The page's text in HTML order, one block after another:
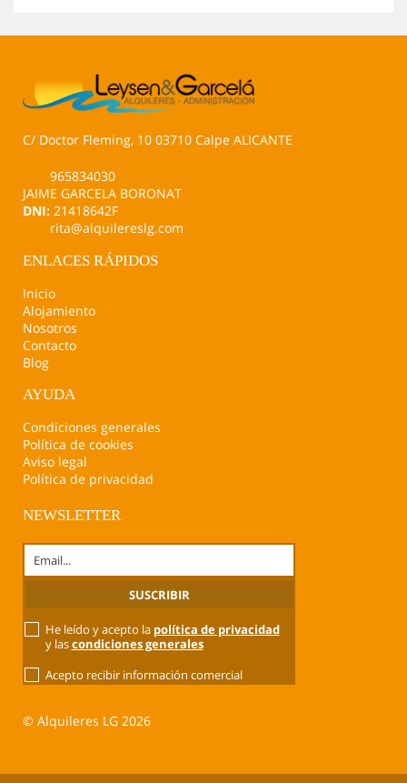
C/ Doctor Fleming, 10 03710 Calpe ALICANTE
965834030
JAIME GARCELA BORONAT
DNI: 21418642F
rita@alquilereslg.com
ENLACES RÁPIDOS
Inicio
Alojamiento
Nosotros
Contacto
Blog
AYUDA
Condiciones generales
Política de cookies
Aviso legal
Política de privacidad
NEWSLETTER
He leído y acepto la política de privacidad
y lascondiciones generales
Acepto recibir información comercial
© Alquileres LG 2026